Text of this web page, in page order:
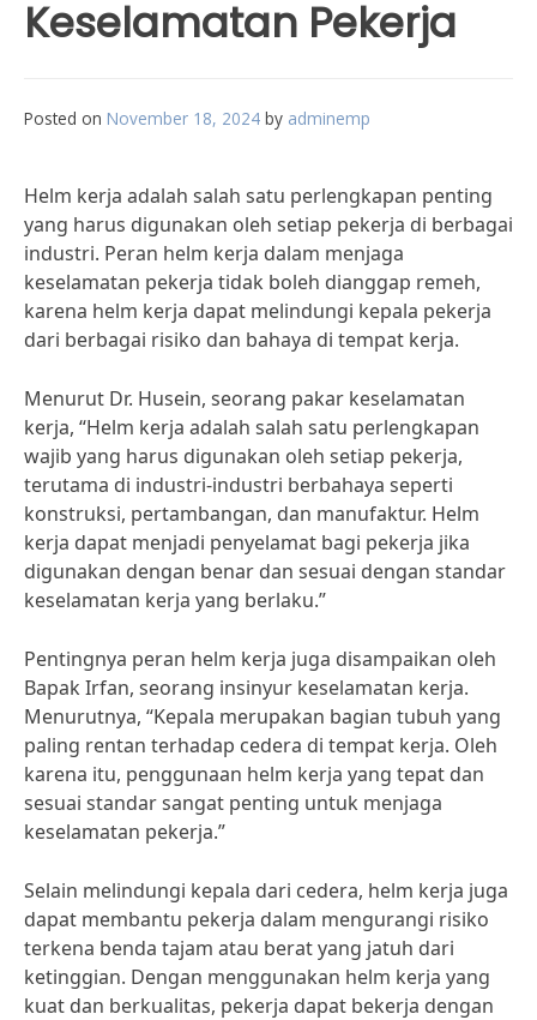
Keselamatan Pekerja
Posted on November 18, 2024 by adminemp
Helm kerja adalah salah satu perlengkapan penting
yang harus digunakan oleh setiap pekerja di berbagai
industri. Peran helm kerja dalam menjaga
keselamatan pekerja tidak boleh dianggap remeh,
karena helm kerja dapat melindungi kepala pekerja
dari berbagai risiko dan bahaya di tempat kerja.
Menurut Dr. Husein, seorang pakar keselamatan
kerja, “Helm kerja adalah salah satu perlengkapan
wajib yang harus digunakan oleh setiap pekerja,
terutama di industri-industri berbahaya seperti
konstruksi, pertambangan, dan manufaktur. Helm
kerja dapat menjadi penyelamat bagi pekerja jika
digunakan dengan benar dan sesuai dengan standar
keselamatan kerja yang berlaku.”
Pentingnya peran helm kerja juga disampaikan oleh
Bapak Irfan, seorang insinyur keselamatan kerja.
Menurutnya, “Kepala merupakan bagian tubuh yang
paling rentan terhadap cedera di tempat kerja. Oleh
karena itu, penggunaan helm kerja yang tepat dan
sesuai standar sangat penting untuk menjaga
keselamatan pekerja.”
Selain melindungi kepala dari cedera, helm kerja juga
dapat membantu pekerja dalam mengurangi risiko
terkena benda tajam atau berat yang jatuh dari
ketinggian. Dengan menggunakan helm kerja yang
kuat dan berkualitas, pekerja dapat bekerja dengan